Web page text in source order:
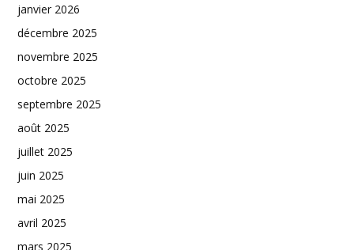
janvier 2026
décembre 2025
novembre 2025
octobre 2025
septembre 2025
août 2025
juillet 2025
juin 2025
mai 2025
avril 2025
mars 2025